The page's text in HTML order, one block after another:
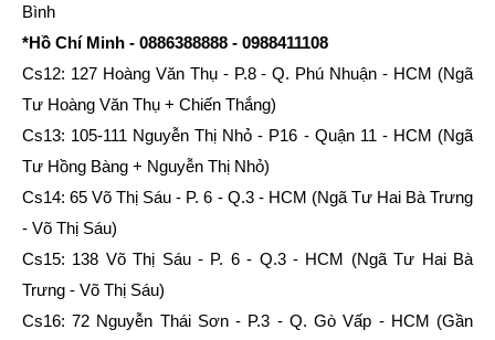
Bình
*Hồ Chí Minh - 0886388888 - 0988411108
Cs12: 127 Hoàng Văn Thụ - P.8 - Q. Phú Nhuận - HCM (Ngã
Tư Hoàng Văn Thụ + Chiến Thắng)
Cs13: 105-111 Nguyễn Thị Nhỏ - P16 - Quận 11 - HCM (Ngã
Tư Hồng Bàng + Nguyễn Thị Nhỏ)
Cs14: 65 Võ Thị Sáu - P. 6 - Q.3 - HCM (Ngã Tư Hai Bà Trưng
- Võ Thị Sáu)
Cs15: 138 Võ Thị Sáu - P. 6 - Q.3 - HCM (Ngã Tư Hai Bà
Trưng - Võ Thị Sáu)
Cs16: 72 Nguyễn Thái Sơn - P.3 - Q. Gò Vấp - HCM (Gần